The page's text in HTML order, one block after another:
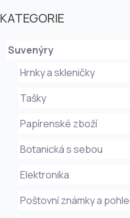
KATEGORIE
Suvenýry
Hrnky a skleničky
Tašky
Papírenské zboží
Botanická s sebou
Elektronika
Poštovní známky a